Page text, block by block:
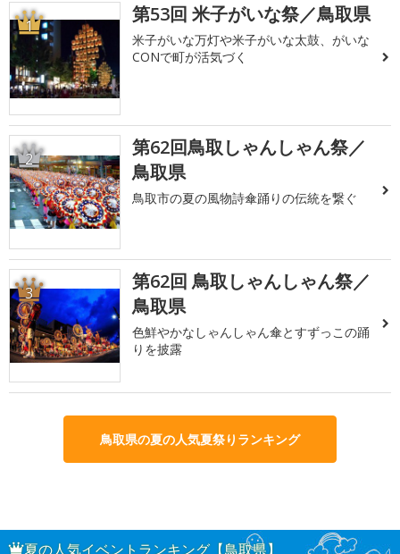
1 第53回 米子がいな祭／鳥取県
米子がいな万灯や米子がいな太鼓、がいな
CONで町が活気づく
2
第62回鳥取しゃんしゃん祭／
鳥取県
鳥取市の夏の風物詩傘踊りの伝統を繋ぐ
3
第62回 鳥取しゃんしゃん祭／
鳥取県
色鮮やかなしゃんしゃん傘とすずっこの踊
りを披露
鳥取県の夏の人気夏祭りランキング
夏の人気イベントランキング【鳥取県】